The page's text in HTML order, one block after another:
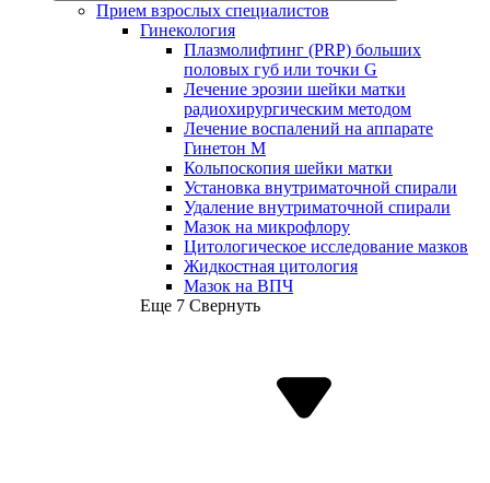
Прием взрослых специалистов
Гинекология
Плазмолифтинг (PRP) больших
половых губ или точки G
Лечение эрозии шейки матки
радиохирургическим методом
Лечение воспалений на аппарате
Гинетон М
Кольпоскопия шейки матки
Установка внутриматочной спирали
Удаление внутриматочной спирали
Мазок на микрофлору
Цитологическое исследование мазков
Жидкостная цитология
Мазок на ВПЧ
Еще 7 Свернуть